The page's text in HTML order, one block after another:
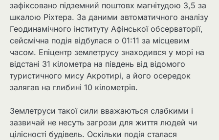
зафіксовано підземний поштовх магнітудою 3,5 за
шкалою Ріхтера. За даними автоматичного аналізу
Геодинамічного інституту Афінської обсерваторії,
сейсмічна подія відбулася о 01:11 за місцевим
часом. Епіцентр землетрусу знаходився у морі на
відстані 31 кілометра на південь від відомого
туристичного мису Акротирі, а його осередок
залягав на глибині 10 кілометрів.
Землетруси такої сили вважаються слабкими і
зазвичай не несуть загрози для життя людей чи
цілісності будівель. Оскільки подія сталася